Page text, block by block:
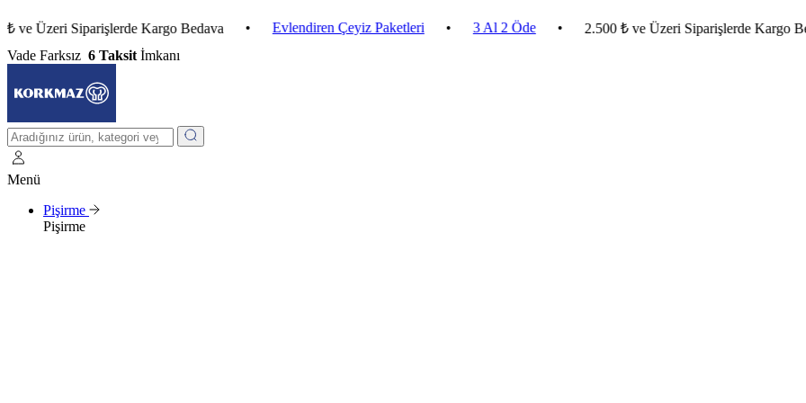
Siparişlerde Kargo Bedava • Evlendiren Çeyiz Paketleri • 3 Al 2 Öde • 2.500 ₺ ve Üzeri Siparişlerde Kargo Bedava
Vade Farksız 6 Taksit İmkanı
Menü
Pişirme
Pişirme